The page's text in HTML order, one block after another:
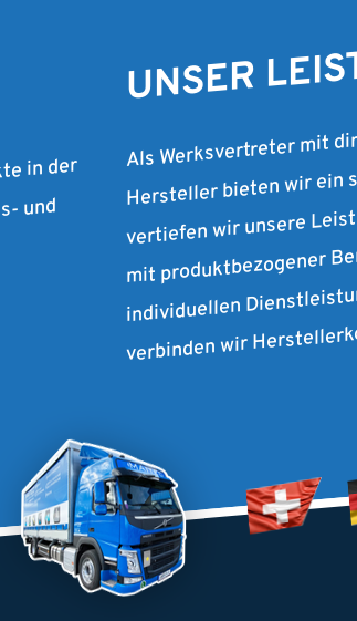
in der
und
UNSER
Als Werksvertreter mit
Hersteller bieten wir
vertiefen wir unsere
mit produktbezogener
individuellen
verbinden wir